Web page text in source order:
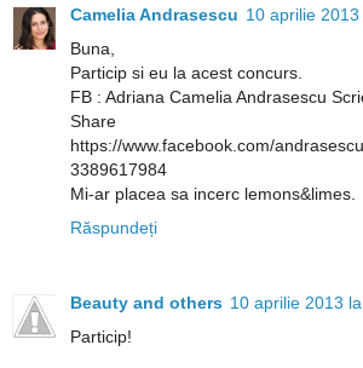
Camelia Andrasescu 10 aprilie
Buna,
Particip si eu la acest concurs.
FB : Adriana Camelia Andrasescu
https://www.facebook.com/
3389617984
Mi-ar placea sa incerc lemons&limes.
Răspundeți
Beauty and others 10 aprilie 2013
Particip!